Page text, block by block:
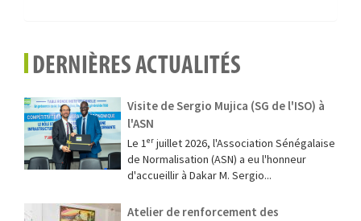
DERNIÈRES ACTUALITÉS
Visite de Sergio Mujica (SG de l'ISO) à
l'ASN
Le 1ᵉʳ juillet 2026, l'Association Sénégalaise
de Normalisation (ASN) a eu l'honneur
d'accueillir à Dakar M. Sergio...
Atelier de renforcement des